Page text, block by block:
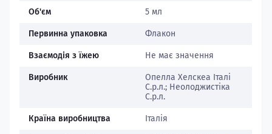
Об'єм 5 мл
Первинна упаковка Флакон
Взаємодія з їжею Не має значення
Виробник
Опелла Хелскеа Італі
С.р.л.; Неолоджистіка
С.р.л.
Країна виробництва Італія